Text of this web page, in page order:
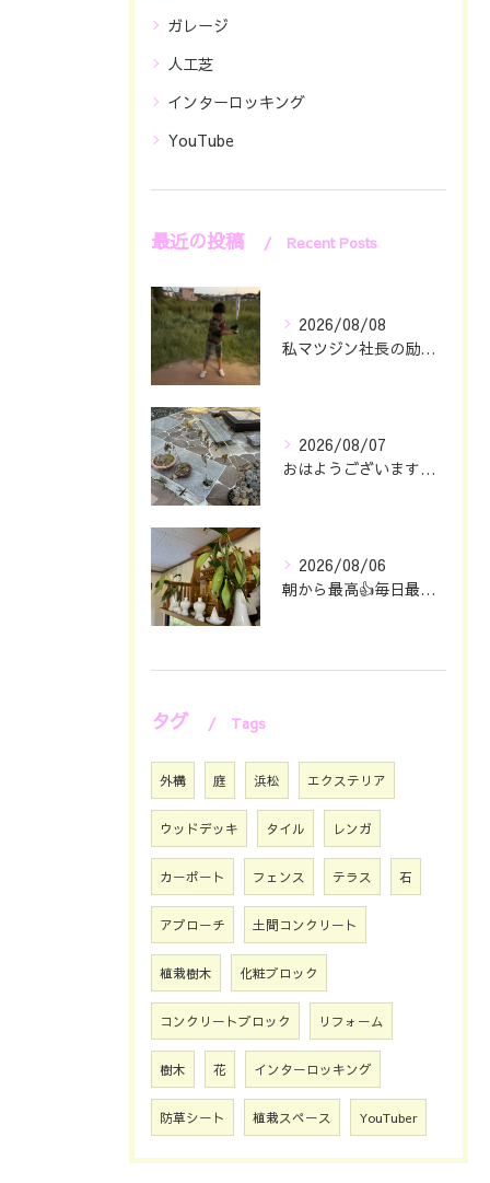
ガレージ
人工芝
インターロッキング
YouTube
最近の投稿 Recent Posts
2026/08/08
私マツジン社長の励み👍😊
2026/08/07
おはようございます🖐️😊
2026/08/06
朝から最高👍毎日最幸の😁マツジン社長でございます🤗
タグ Tags
外構 庭 浜松 エクステリア
ウッドデッキ タイル レンガ
カーポート フェンス テラス 石
アプローチ 土間コンクリート
植栽樹木 化粧ブロック
コンクリートブロック リフォーム
樹木 花 インターロッキング
防草シート 植栽スペース YouTuber